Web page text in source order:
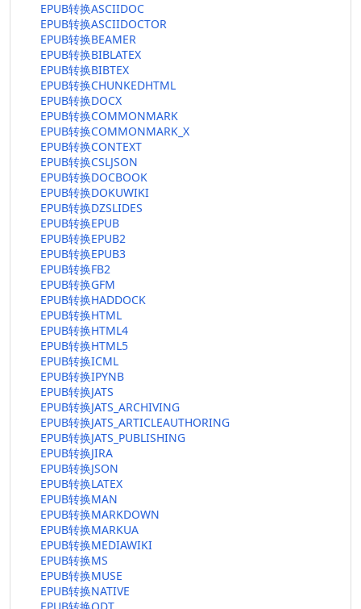
EPUB转换ASCIIDOC
EPUB转换ASCIIDOCTOR
EPUB转换BEAMER
EPUB转换BIBLATEX
EPUB转换BIBTEX
EPUB转换CHUNKEDHTML
EPUB转换DOCX
EPUB转换COMMONMARK
EPUB转换COMMONMARK_X
EPUB转换CONTEXT
EPUB转换CSLJSON
EPUB转换DOCBOOK
EPUB转换DOKUWIKI
EPUB转换DZSLIDES
EPUB转换EPUB
EPUB转换EPUB2
EPUB转换EPUB3
EPUB转换FB2
EPUB转换GFM
EPUB转换HADDOCK
EPUB转换HTML
EPUB转换HTML4
EPUB转换HTML5
EPUB转换ICML
EPUB转换IPYNB
EPUB转换JATS
EPUB转换JATS_ARCHIVING
EPUB转换JATS_ARTICLEAUTHORING
EPUB转换JATS_PUBLISHING
EPUB转换JIRA
EPUB转换JSON
EPUB转换LATEX
EPUB转换MAN
EPUB转换MARKDOWN
EPUB转换MARKUA
EPUB转换MEDIAWIKI
EPUB转换MS
EPUB转换MUSE
EPUB转换NATIVE